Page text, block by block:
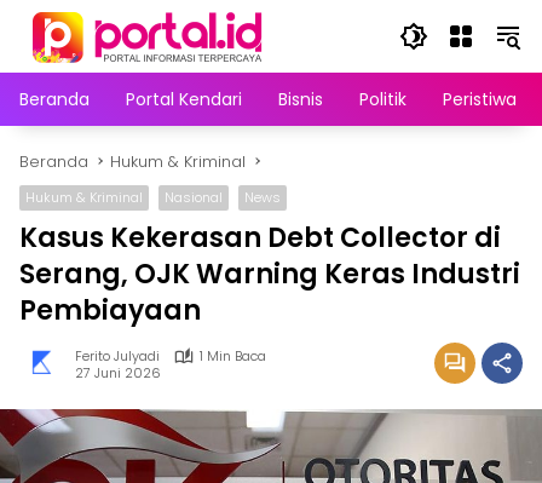
Langsung
konten
Beranda
Portal Kendari Bisnis Politik Peristiwa
Beranda Hukum & Kriminal
Hukum & Kriminal Nasional News
Kasus Kekerasan Debt Collector di
Serang, OJK Warning Keras Industri
Pembiayaan
Ferito Julyadi
1 Min Baca
27 Juni 2026